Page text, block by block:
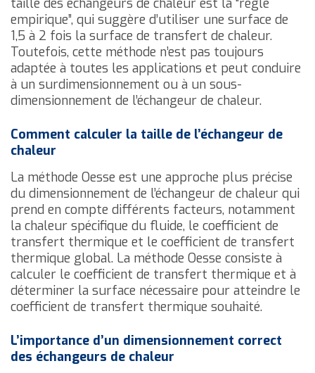
taille des échangeurs de chaleur est la “règle
empirique”, qui suggère d’utiliser une surface de
1,5 à 2 fois la surface de transfert de chaleur.
Toutefois, cette méthode n’est pas toujours
adaptée à toutes les applications et peut conduire
à un surdimensionnement ou à un sous-
dimensionnement de l’échangeur de chaleur.
Comment calculer la taille de l’échangeur de
chaleur
La méthode Oesse est une approche plus précise
du dimensionnement de l’échangeur de chaleur qui
prend en compte différents facteurs, notamment
la chaleur spécifique du fluide, le coefficient de
transfert thermique et le coefficient de transfert
thermique global. La méthode Oesse consiste à
calculer le coefficient de transfert thermique et à
déterminer la surface nécessaire pour atteindre le
coefficient de transfert thermique souhaité.
L’importance d’un dimensionnement correct
des échangeurs de chaleur